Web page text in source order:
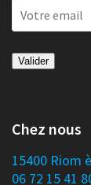
Chez nous
15400 Riom
06 72 15 41